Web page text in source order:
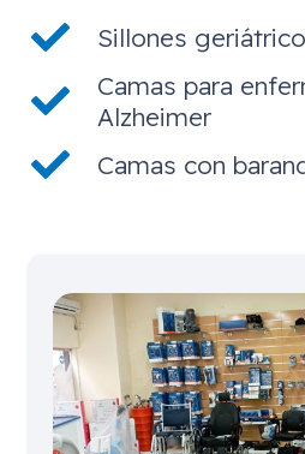
Sillones
Camas para
Alzheimer
Camas con